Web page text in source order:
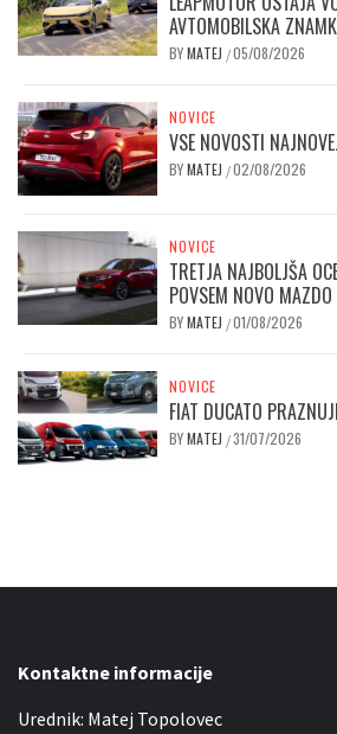
AVTOMOBILSKA
BYMATEJ /05/08/2026
NOVICE
VSE NOVOSTI
BYMATEJ /02/08/2026
NOVICE
TRETJA NAJBOLJŠA
POVSEM NOVO
BYMATEJ /01/08/2026
NOVICE
FIAT DUCATO
BYMATEJ /31/07/2026
Kontaktne informacije
Urednik: Matej Topolovec